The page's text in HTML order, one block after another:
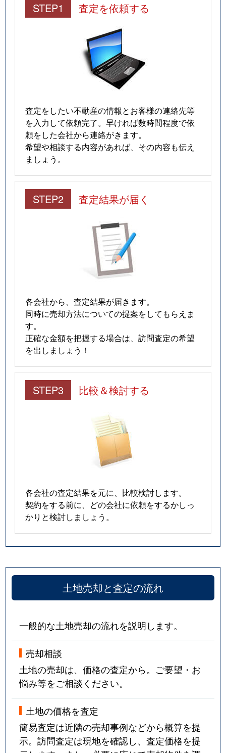
STEP1 査定を依頼する
査定をしたい不動産の情報とお客様の連絡先等
を入力して依頼完了。早ければ数時間程度で依
頼をした会社から連絡がきます。
希望や相談する内容があれば、その内容も伝え
ましょう。
STEP2 査定結果が届く
各会社から、査定結果が届きます。
同時に売却方法についての提案をしてもらえま
す。
正確な金額を把握する場合は、訪問査定の希望
を出しましょう！
STEP3 比較＆検討する
各会社の査定結果を元に、比較検討します。
契約をする前に、どの会社に依頼をするかしっ
かりと検討しましょう。
土地売却と査定の流れ
一般的な土地売却の流れを説明します。
売却相談
土地の売却は、価格の査定から。ご要望・お
悩み等をご相談ください。
土地の価格を査定
簡易査定は近隣の売却事例などから概算を提
示。訪問査定は現地を確認し、査定価格を提